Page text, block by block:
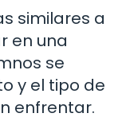
similares a
en una
se
y el tipo de
enfrentar.